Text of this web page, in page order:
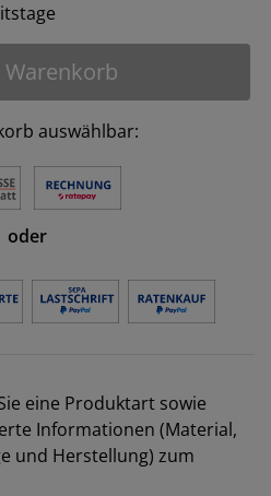
Warenkorb
auswählbar:
oder
eine Produktart sowie
Informationen (Material,
und Herstellung) zum